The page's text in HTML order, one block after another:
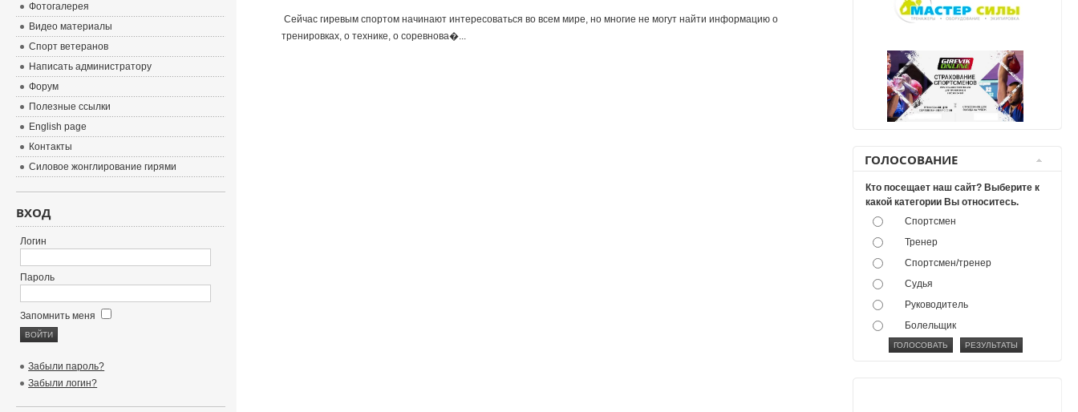
Сейчас гиревым спортом начинают интересоваться во всем мире, но многие не могут найти информацию о
тренировках, о технике, о соревнова�...
Фотогалерея
Видео материалы
Спорт ветеранов
Написать администратору
Форум
Полезные ссылки
English page
Контакты
Силовое жонглирование гирями
ВХОД
Логин
Пароль
Запомнить меня
Забыли пароль?
Забыли логин?
ГОЛОСОВАНИЕ
Кто посещает наш сайт? Выберите к
какой категории Вы относитесь.
Спортсмен
Тренер
Спортсмен/тренер
Судья
Руководитель
Болельщик